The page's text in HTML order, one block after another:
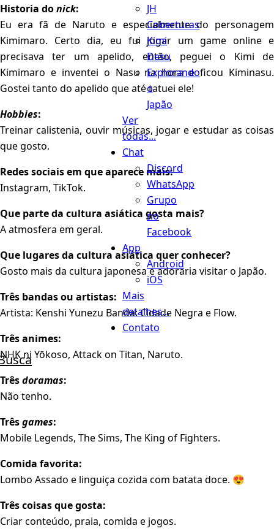
JH
Coberturas
Kimi
Desu
Explorando
o
Japão
Ver
todas...
Chat
Discord
WhatsApp
Grupo
no
Facebook
App
Android
iOS
Mais
detalhes...
Contato
Historia donick:
Eu era fã de Naruto e especialmente do personagem
Kimimaro. Certo dia, eu fui jogar um game online e
precisava ter um apelido, então, peguei o Kimi de
Kimimaro e inventei o Nasu na hora e ficou Kiminasu.
Gostei tanto do apelido que até tatuei ele!
Hobbies:
Treinar calistenia, ouvir músicas, jogar e estudar as coisas
que gosto.
Redes sociais em que aparece mais:
Instagram, TikTok.
Que parte da cultura asiática gosta mais?
A atmosfera em geral.
Que lugares da cultura asiática quer conhecer?
Gosto mais da cultura japonesa e adoraria visitar o Japão.
Três bandas ou artistas:
Artista: Kenshi Yunezu Banda: Cidade Negra e Flow.
Três animes:
NHK ni Yōkoso, Attack on Titan, Naruto.
Trêsdoramas:
Não tenho.
Trêsgames:
Mobile Legends, The Sims, The King of Fighters.
Comida favorita:
Lombo Assado e linguiça cozida com batata doce. 😍
Três coisas que gosta:
Criar conteúdo, praia, comida e jogos.